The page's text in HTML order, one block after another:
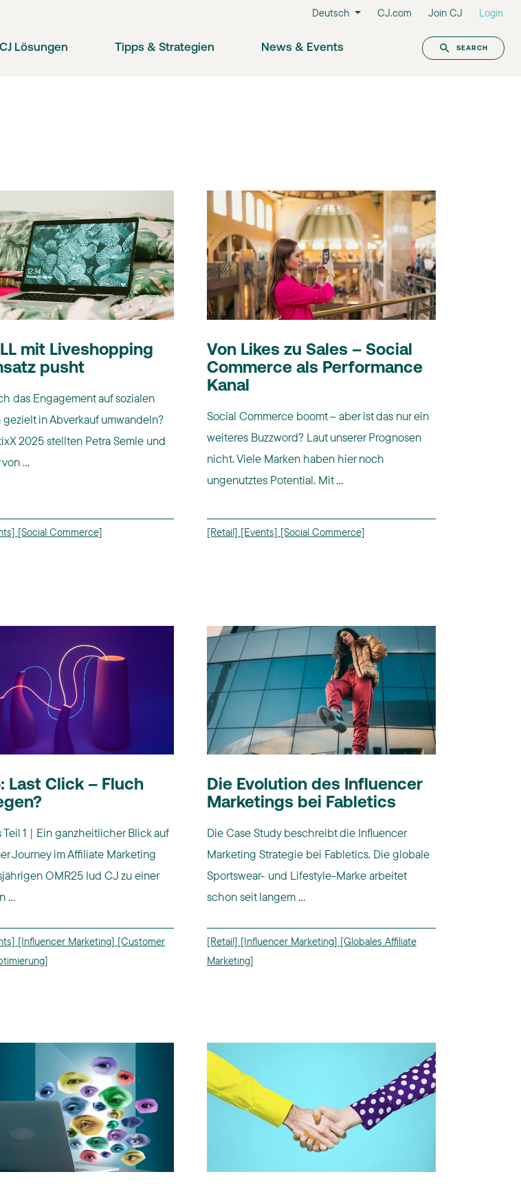
Deutsch CJ.com Join CJ Login
CJ Lösungen Tipps & Strategien News & Events SEARCH
mit Liveshopping
pusht
das Engagement auf sozialen
gezielt in Abverkauf umwandeln?
2025 stellten Petra Semle und
...
[Social Commerce]
Von Likes zu Sales – Social
Commerce als Performance
Kanal
Social Commerce boomt – aber ist das nur ein
weiteres Buzzword? Laut unserer Prognosen
nicht. Viele Marken haben hier noch
ungenutztes Potential. Mit ...
[Retail] [Events] [Social Commerce]
Last Click – Fluch
Teil 1 | Ein ganzheitlicher Blick auf
Journey im Affiliate Marketing
OMR25 lud CJ zu einer
...
[Influencer Marketing] [Customer
Die Evolution des Influencer
Marketings bei Fabletics
Die Case Study beschreibt die Influencer
Marketing Strategie bei Fabletics. Die globale
Sportswear- und Lifestyle-Marke arbeitet
schon seit langem ...
[Retail] [Influencer Marketing] [Globales Affiliate
Marketing]